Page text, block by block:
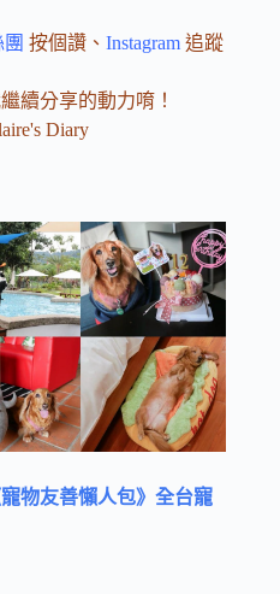
按個讚、 Instagram 追蹤
續分享的動力唷！
Diary
物友善懶人包》全台寵